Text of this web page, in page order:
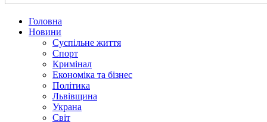
Головна
Новини
Суспільне життя
Спорт
Кримінал
Економіка та бізнес
Політика
Львівщина
Украна
Світ